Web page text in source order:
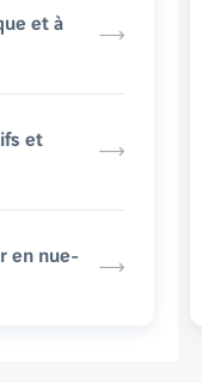
et à
et
en nue-